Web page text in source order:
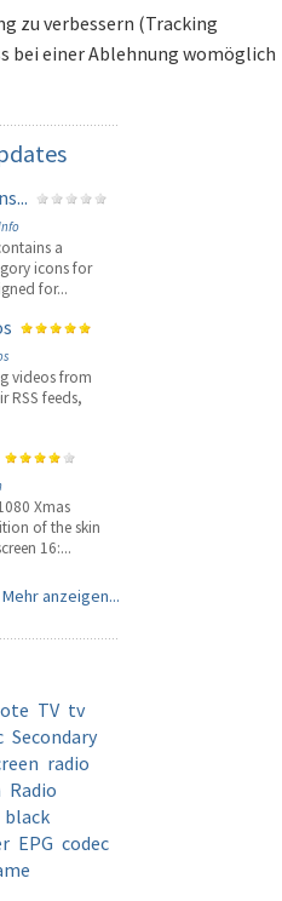
a
icons for
for...
videos from
RSS feeds,
Xmas
of the skin
16:...
Mehr anzeigen...
TV tv
Secondary
radio
Radio
black
EPG codec
zu verbessern (Tracking
bei einer Ablehnung womöglich